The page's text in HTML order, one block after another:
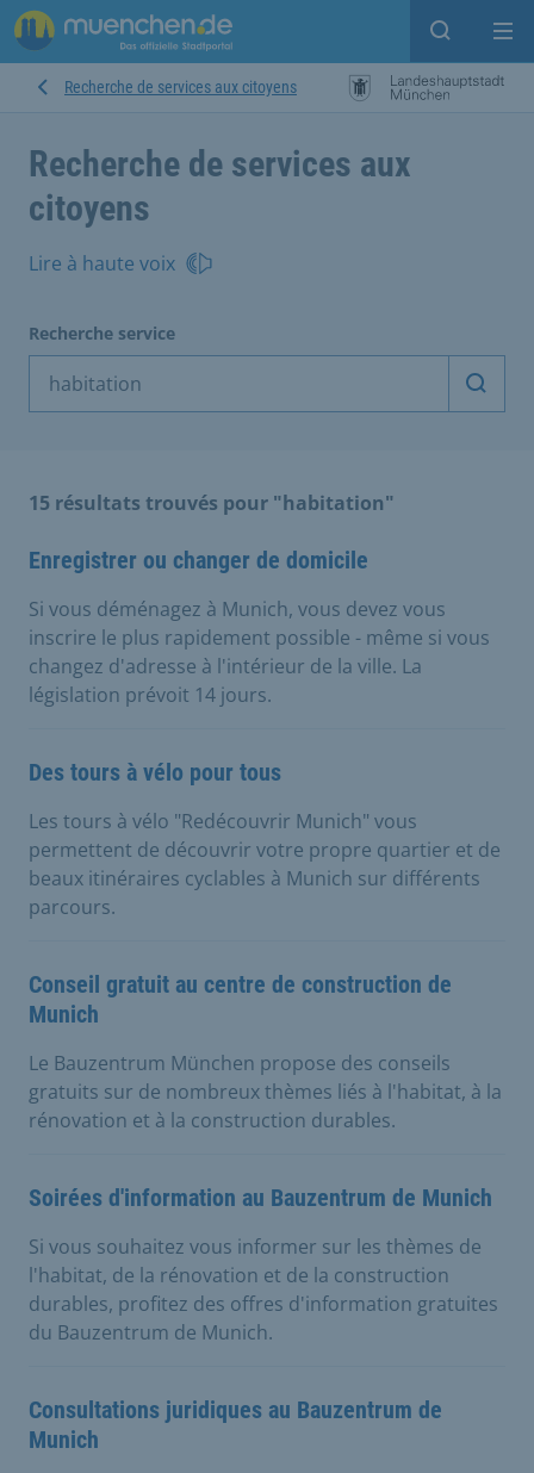
Open
Recherche de services aux citoyens
Recherche de services aux
citoyens
Lire à haute voix
Recherche service
15 résultats trouvés pour "habitation"
Enregistrer ou changer de domicile
Si vous déménagez à Munich, vous devez vous
inscrire le plus rapidement possible - même si vous
changez d'adresse à l'intérieur de la ville. La
législation prévoit 14 jours.
Des tours à vélo pour tous
Les tours à vélo "Redécouvrir Munich" vous
permettent de découvrir votre propre quartier et de
beaux itinéraires cyclables à Munich sur différents
parcours.
Conseil gratuit au centre de construction de
Munich
Le Bauzentrum München propose des conseils
gratuits sur de nombreux thèmes liés à l'habitat, à la
rénovation et à la construction durables.
Soirées d'information au Bauzentrum de Munich
Si vous souhaitez vous informer sur les thèmes de
l'habitat, de la rénovation et de la construction
durables, profitez des offres d'information gratuites
du Bauzentrum de Munich.
Consultations juridiques au Bauzentrum de
Munich